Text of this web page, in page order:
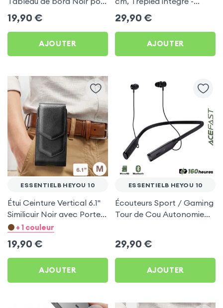
Essentielb HEYou 10
19,90 €
AJOUTER
Acefast pour Essentielb
HEYou 10
29,90 €
AJOUTER
ESSENTIELB HEYOU 10
Étui Ceinture Vertical 6.1''
Similicuir Noir avec Porte
carte pour Essentielb
+ 1 couleur
19,90 €
AJOUTER
ESSENTIELB HEYOU 10
Écouteurs Sport / Gaming
Tour de Cou Autonomie
29,90 €
AJOUTER